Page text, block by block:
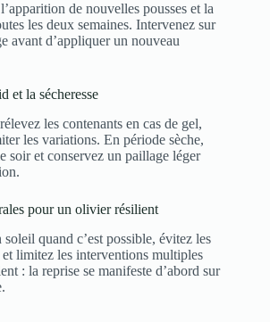
de nouvelles pousses et la
les deux semaines. Intervenez sur
avant d’appliquer un nouveau
et la sécheresse
les contenants en cas de gel,
les variations. En période sèche,
soir et conservez un paillage léger
pour un olivier résilient
quand c’est possible, évitez les
et limitez les interventions multiples
: la reprise se manifeste d’abord sur